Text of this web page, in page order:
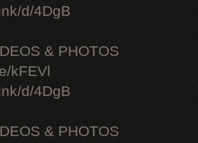
d/4DgB
& PHOTOS
kFEVl
d/4DgB
& PHOTOS